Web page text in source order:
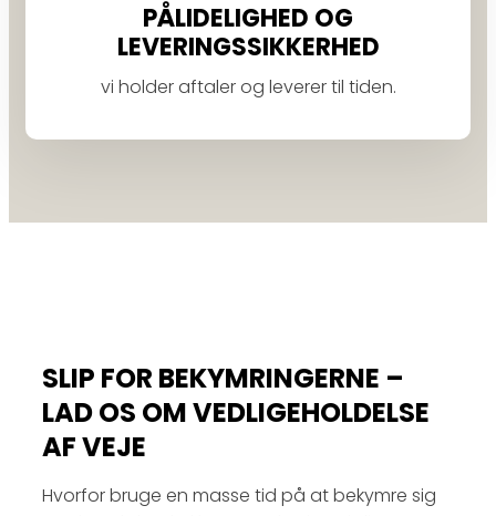
PÅLIDELIGHED OG
LEVERINGSSIKKERHED
vi holder aftaler og leverer til tiden.
SLIP FOR BEKYMRINGERNE –
LAD OS OM VEDLIGEHOLDELSE
AF VEJE
Hvorfor bruge en masse tid på at bekymre sig